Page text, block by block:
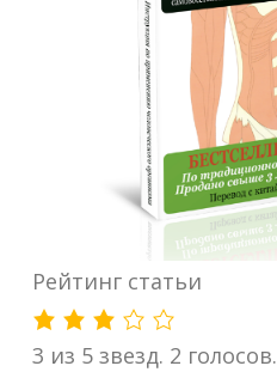
Рейтинг статьи
3 из 5 звезд. 2 голосов.